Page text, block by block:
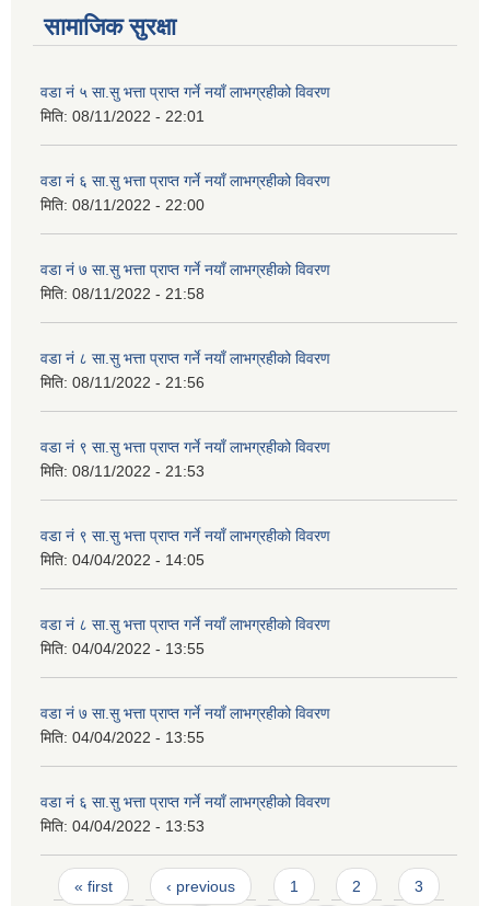
सामाजिक सुरक्षा
वडा नं ५ सा.सु भत्ता प्राप्त गर्ने नयाँ लाभग्रहीको विवरण
मिति: 08/11/2022 - 22:01
वडा नं ६ सा.सु भत्ता प्राप्त गर्ने नयाँ लाभग्रहीको विवरण
मिति: 08/11/2022 - 22:00
वडा नं ७ सा.सु भत्ता प्राप्त गर्ने नयाँ लाभग्रहीको विवरण
मिति: 08/11/2022 - 21:58
वडा नं ८ सा.सु भत्ता प्राप्त गर्ने नयाँ लाभग्रहीको विवरण
मिति: 08/11/2022 - 21:56
वडा नं ९ सा.सु भत्ता प्राप्त गर्ने नयाँ लाभग्रहीको विवरण
मिति: 08/11/2022 - 21:53
वडा नं ९ सा.सु भत्ता प्राप्त गर्ने नयाँ लाभग्रहीको विवरण
मिति: 04/04/2022 - 14:05
वडा नं ८ सा.सु भत्ता प्राप्त गर्ने नयाँ लाभग्रहीको विवरण
मिति: 04/04/2022 - 13:55
वडा नं ७ सा.सु भत्ता प्राप्त गर्ने नयाँ लाभग्रहीको विवरण
मिति: 04/04/2022 - 13:55
वडा नं ६ सा.सु भत्ता प्राप्त गर्ने नयाँ लाभग्रहीको विवरण
मिति: 04/04/2022 - 13:53
Pages
« first ‹ previous 1 2 3